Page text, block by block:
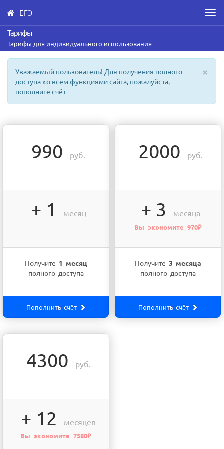
Skip
main
content
ЕГЭ
Тарифы
Тарифы для индивидуального использования
×
Уважаемый пользователь! Для получения полного
доступа ко всем функциями сайта, пожалуйста,
пополните счёт
990 руб.
+ 1 месяц
Получите 1 месяц
полного доступа
Пополнить счёт
2000 руб.
+ 3 месяца
Вы экономите 970₽
Получите 3 месяца
полного доступа
Пополнить счёт
4300 руб.
+ 12 месяцев
Вы экономите 7580₽